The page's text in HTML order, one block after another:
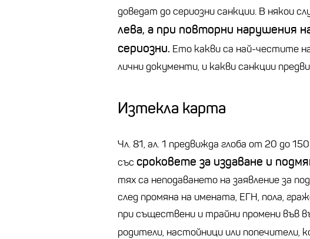
доведат до сериозни санкции. В някои
лева, а при повторни нарушения
сериозни. Ето какви са най-честите
лични документи, и какви санкции
Изтекла карта
Чл. 81, ал. 1 предвижда глоба от 20 до
със сроковете за издаване и
тях са неподаването на заявление за
след промяна на имената, ЕГН, пола,
при съществени и трайни промени във
родители, настойници или попечители,